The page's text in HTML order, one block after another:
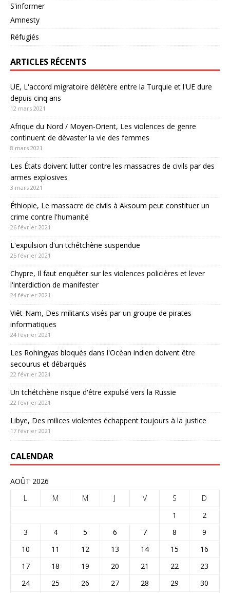
S'informer
Amnesty
Réfugiés
ARTICLES RÉCENTS
UE, L'accord migratoire délétère entre la Turquie et l'UE dure
depuis cinq ans
12 mars 2021
Afrique du Nord / Moyen-Orient, Les violences de genre
continuent de dévaster la vie des femmes
8 mars 2021
Les États doivent lutter contre les massacres de civils par des
armes explosives
3 mars 2021
Éthiopie, Le massacre de civils à Aksoum peut constituer un
crime contre l'humanité
26 février 2021
L'expulsion d'un tchétchène suspendue
25 février 2021
Chypre, Il faut enquêter sur les violences policières et lever
l'interdiction de manifester
24 février 2021
Viêt-Nam, Des militants visés par un groupe de pirates
informatiques
24 février 2021
Les Rohingyas bloqués dans l'Océan indien doivent être
secourus et débarqués
22 février 2021
Un tchétchène risque d'être expulsé vers la Russie
22 février 2021
Libye, Des milices violentes échappent toujours à la justice
17 février 2021
CALENDAR
AOÛT 2026
L
M M J V S
D
1
2
3
4 5 6 7 8
9
10
11 12 13 14 15
16
17
18 19 20 21 22
23
24
25 26 27 28 29 30